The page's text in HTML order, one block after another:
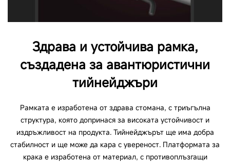
Здрава и устойчива рамка,
създадена за авантюристични
тийнейджъри
Рамката е изработена от здрава стомана, с триъгълна
структура, която допринася за високата устойчивост и
издръжливост на продукта. Тийнейджърът ще има добра
стабилност и ще може да кара с увереност. Платформата за
крака е изработена от материал, с противоплъзгащи